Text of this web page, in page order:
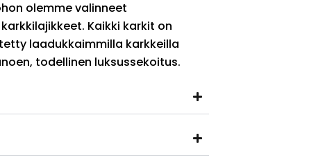
olemme valinneet
Kaikki karkit on
laadukkaimmilla karkkeilla
todellinen luksussekoitus.